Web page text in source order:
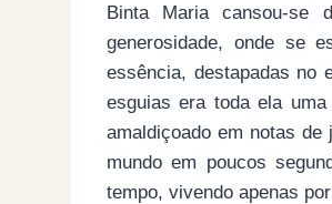
Binta Maria cansou-se
generosidade, onde se
essência, destapadas no
esguias era toda ela
amaldiçoado em notas
mundo em poucos
tempo, vivendo apenas